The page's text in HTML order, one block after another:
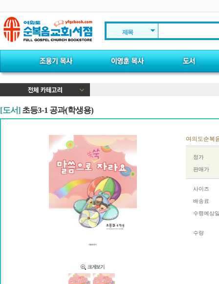
제목
[도서] 초등3-1 공과(학생용)
여의도순복
정가
판매가
사이즈
배송료
수령예상
수량